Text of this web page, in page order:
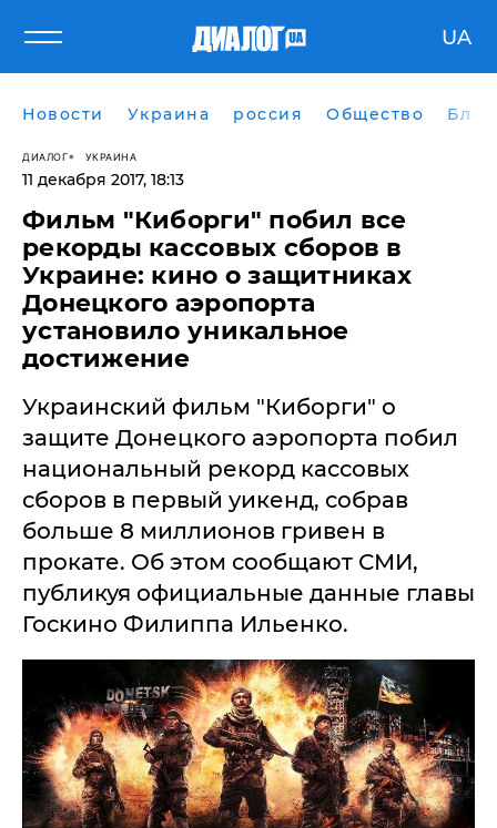
UA
Новости Украина россия Общество
ДИАЛОГ УКРАИНА
11 декабря 2017, 18:13
Фильм "Киборги" побил все
рекорды кассовых сборов в
Украине: кино о защитниках
Донецкого аэропорта
установило уникальное
достижение
​Украинский фильм "Киборги" о
защите Донецкого аэропорта побил
национальный рекорд кассовых
сборов в первый уикенд, собрав
больше 8 миллионов гривен в
прокате. Об этом сообщают СМИ,
публикуя официальные данные главы
Госкино Филиппа Ильенко.